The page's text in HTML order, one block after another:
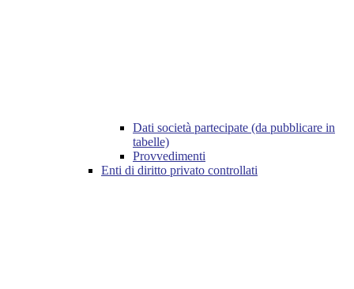
Dati società partecipate (da pubblicare in
tabelle)
Provvedimenti
Enti di diritto privato controllati